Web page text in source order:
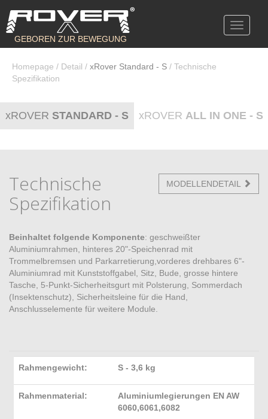
Toggle
GEBOREN ZUR BEWEGUNG
Homepage / Detail / xRover Standard - S / Technische
Spezifikation
xROVER STANDARD - S xROVER ALL IN ONE - S
MODELLENDETAIL
Technische
Spezifikation
Beinhaltet folgende Komponente: geschweißter
Aluminiumrahmen, hinteres 20"-Speichenrad mit
Trommelbremsen und Parkarretierung,vorderes drehbares 6"-
Aluminiumrad mit Kunststoffgabel, Sitz, Bude, grosse hintere
Tasche, 5-Punkt-Sicherheitsgurt mit Polsterung, Sommerdach
(Insektenschutz), Sicherheitsleine für die Hand,
Anschlusselemente für weitere Module.
Rahmengewicht: S - 3,6 kg
Rahmenmaterial:
Aluminiumlegierungen EN AW
6060,6061,6082